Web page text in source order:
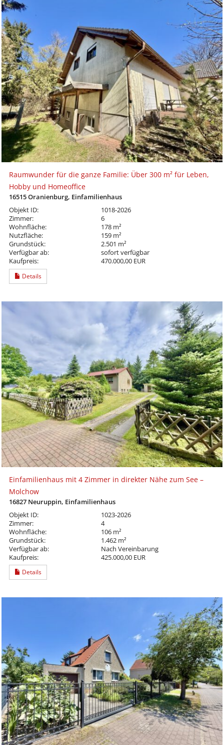
Raumwunder für die ganze Familie: Über 300 m² für Leben,
Hobby und Homeoffice
16515 Oranienburg, Einfamilienhaus
Objekt ID:
1018-2026
Zimmer:
6
Wohnfläche:
178 m²
Nutzfläche:
159 m²
Grundstück:
2.501 m²
Verfügbar ab:
sofort verfügbar
Kaufpreis:
470.000,00 EUR
Details
Einfamilienhaus mit 4 Zimmer in direkter Nähe zum See –
Molchow
16827 Neuruppin, Einfamilienhaus
Objekt ID:
1023-2026
Zimmer:
4
Wohnfläche:
106 m²
Grundstück:
1.462 m²
Verfügbar ab:
Nach Vereinbarung
Kaufpreis:
425.000,00 EUR
Details